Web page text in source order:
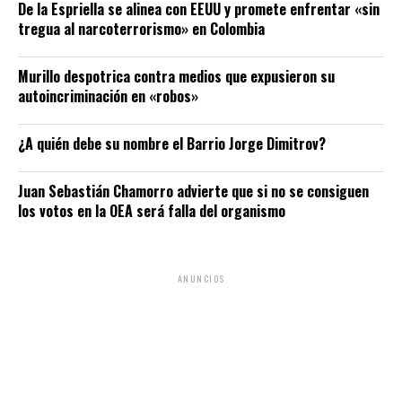
De la Espriella se alinea con EEUU y promete enfrentar «sin
tregua al narcoterrorismo» en Colombia
Murillo despotrica contra medios que expusieron su
autoincriminación en «robos»
¿A quién debe su nombre el Barrio Jorge Dimitrov?
Juan Sebastián Chamorro advierte que si no se consiguen
los votos en la OEA será falla del organismo
ANUNCIOS